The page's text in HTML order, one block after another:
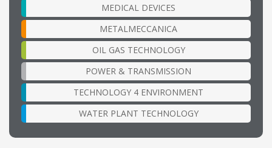
MEDICAL DEVICES
METALMECCANICA
OIL GAS TECHNOLOGY
POWER & TRANSMISSION
TECHNOLOGY 4 ENVIRONMENT
WATER PLANT TECHNOLOGY